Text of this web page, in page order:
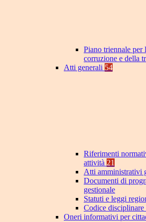
Piano triennale per
corruzione e della
Atti generali 54
Riferimenti
attività 21
Atti amministrativi
Documenti di
gestionale
Statuti e leggi
Codice disciplinare
Oneri informativi per